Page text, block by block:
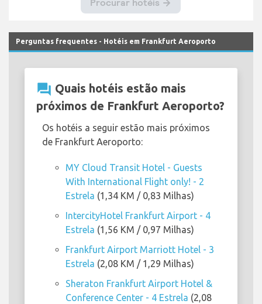
Perguntas frequentes - Hotéis em Frankfurt Aeroporto
question_answer Quais hotéis estão mais
próximos de Frankfurt Aeroporto?
Os hotéis a seguir estão mais próximos
de Frankfurt Aeroporto:
MY Cloud Transit Hotel - Guests
With International Flight only! - 2
Estrela (1,34 KM / 0,83 Milhas)
IntercityHotel Frankfurt Airport - 4
Estrela (1,56 KM / 0,97 Milhas)
Frankfurt Airport Marriott Hotel - 3
Estrela (2,08 KM / 1,29 Milhas)
Sheraton Frankfurt Airport Hotel &
Conference Center - 4 Estrela (2,08